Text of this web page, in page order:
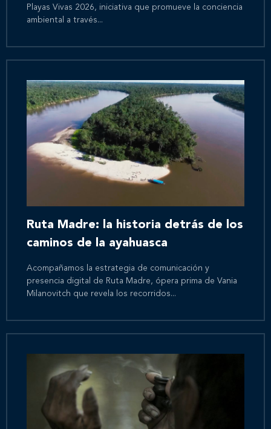
Playas Vivas 2026, iniciativa que promueve la conciencia
ambiental a través...
Ruta Madre: la historia detrás de los
caminos de la ayahuasca
Acompañamos la estrategia de comunicación y
presencia digital de Ruta Madre, ópera prima de Vania
Milanovitch que revela los recorridos...